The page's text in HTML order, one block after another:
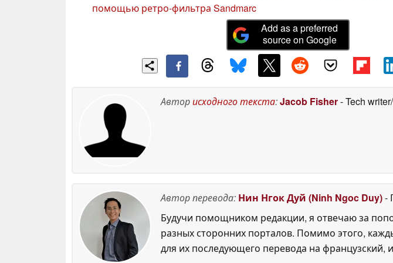
помощью ретро-фильтра Sandmarc
Add as a preferred
source on Google
Авторисходного текста:Jacob Fisher- Tech
Автор перевода: Нин Нгок Дуй (Ninh Ngoc Duy)-
Будучи помощником редакции, я отвечаю за
разных сторонних порталов. Помимо этого,
для их последующего перевода на французский,